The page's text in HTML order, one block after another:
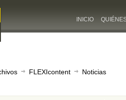
INICIO
FLEXIcontent Noticias